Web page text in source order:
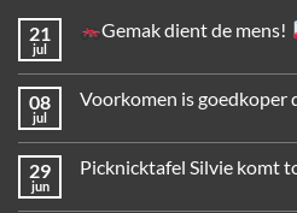
21
jul
Gemak dient de mens!
08
jul
Voorkomen is goedkoper
29
jun
Picknicktafel Silvie komt